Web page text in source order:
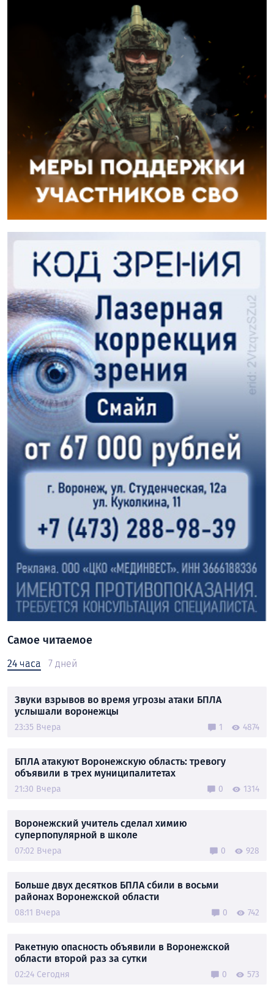
Самое читаемое
24 часа 7 дней
Звуки взрывов во время угрозы атаки БПЛА
услышали воронежцы
23:35 Вчера 1 4874
БПЛА атакуют Воронежскую область: тревогу
объявили в трех муниципалитетах
21:30 Вчера 0 1314
Воронежский учитель сделал химию
суперпопулярной в школе
07:02 Вчера 0 928
Больше двух десятков БПЛА сбили в восьми
районах Воронежской области
08:11 Вчера 0 742
Ракетную опасность объявили в Воронежской
области второй раз за сутки
02:24 Сегодня 0 573